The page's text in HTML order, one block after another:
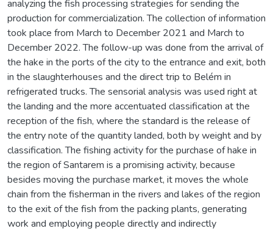
analyzing the fish processing strategies for sending the
production for commercialization. The collection of information
took place from March to December 2021 and March to
December 2022. The follow-up was done from the arrival of
the hake in the ports of the city to the entrance and exit, both
in the slaughterhouses and the direct trip to Belém in
refrigerated trucks. The sensorial analysis was used right at
the landing and the more accentuated classification at the
reception of the fish, where the standard is the release of
the entry note of the quantity landed, both by weight and by
classification. The fishing activity for the purchase of hake in
the region of Santarem is a promising activity, because
besides moving the purchase market, it moves the whole
chain from the fisherman in the rivers and lakes of the region
to the exit of the fish from the packing plants, generating
work and employing people directly and indirectly